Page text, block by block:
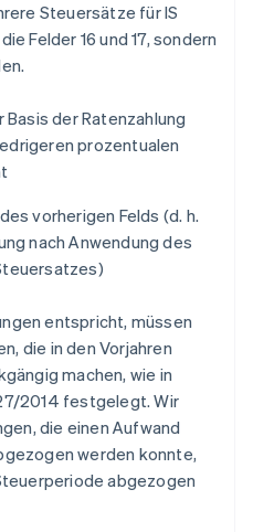
Steuersätze für IS
Felder 16 und 17, sondern
der Ratenzahlung
prozentualen
vorherigen Felds (d. h.
nach Anwendung des
entspricht, müssen
die in den Vorjahren
machen, wie in
2014 festgelegt. Wir
die einen Aufwand
werden konnte,
abgezogen